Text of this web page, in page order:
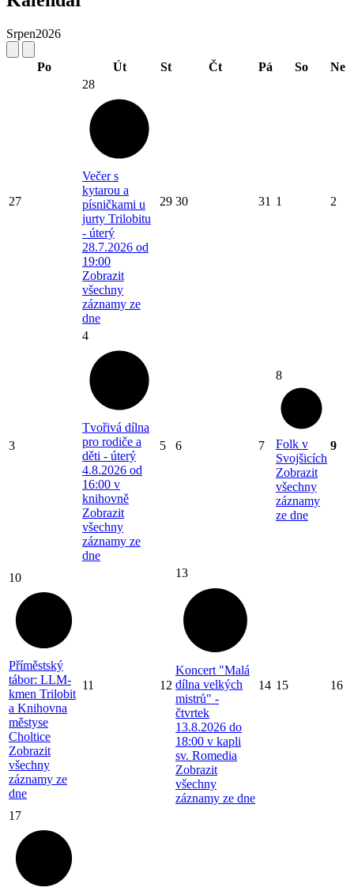
Srpen2026
Po Út St Čt Pá So Ne
27
28
Večer s
kytarou a
písničkami u
jurty Trilobitu
- úterý
28.7.2026 od
19:00
Zobrazit
všechny
záznamy ze
dne
29 30 31 1 2
3
4
Tvořivá dílna
pro rodiče a
děti - úterý
4.8.2026 od
16:00 v
knihovně
Zobrazit
všechny
záznamy ze
dne
5 6 7
8
Folk v
Svojšicích
Zobrazit
všechny
záznamy
ze dne
9
10
Příměstský
tábor: LLM-
kmen Trilobit
a Knihovna
městyse
Choltice
Zobrazit
všechny
záznamy ze
dne
11 12
13
Koncert "Malá
dílna velkých
mistrů" -
čtvrtek
13.8.2026 do
18:00 v kapli
sv. Romedia
Zobrazit
všechny
záznamy ze dne
14 15 16
17